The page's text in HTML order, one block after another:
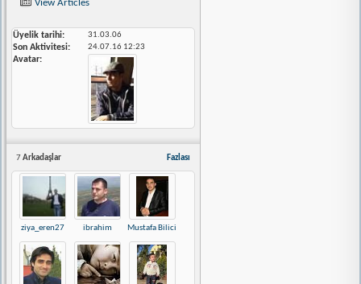
View Articles
Üyelik tarihi 31.03.06
Son Aktivitesi 24.07.16 12:23
Avatar
Fazlası
7Arkadaşlar
ziya_eren27 ibrahim Mustafa Bilici